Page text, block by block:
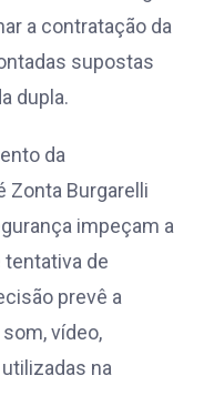
a contratação da
supostas
dupla.
da
Zonta Burgarelli
impeçam a
tentativa de
prevê a
vídeo,
na